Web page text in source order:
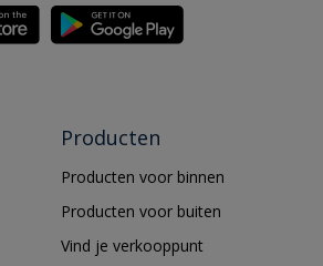
Producten
Producten voor binnen
Producten voor buiten
Vind je verkooppunt